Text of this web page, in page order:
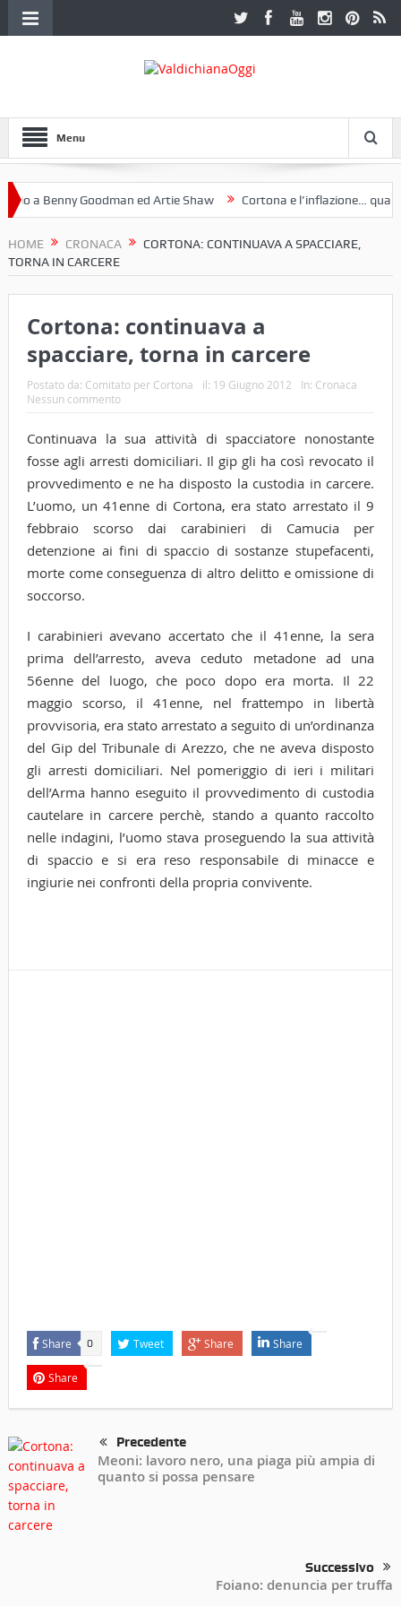
Menu
a Benny Goodman ed Artie Shaw Cortona e l’inflazione…
HOME CRONACA
CORTONA: CONTINUAVA A SPACCIARE,
TORNA IN CARCERE
Cortona: continuava a
spacciare, torna in carcere
Postato da: Comitato per Cortona il: 19 Giugno 2012 In: Cronaca
Nessun commento
Continuava la sua attività di spacciatore nonostante
fosse agli arresti domiciliari. Il gip gli ha così revocato il
provvedimento e ne ha disposto la custodia in carcere.
L’uomo, un 41enne di Cortona, era stato arrestato il 9
febbraio scorso dai carabinieri di Camucia per
detenzione ai fini di spaccio di sostanze stupefacenti,
morte come conseguenza di altro delitto e omissione di
soccorso.
I carabinieri avevano accertato che il 41enne, la sera
prima dell’arresto, aveva ceduto metadone ad una
56enne del luogo, che poco dopo era morta. Il 22
maggio scorso, il 41enne, nel frattempo in libertà
provvisoria, era stato arrestato a seguito di un’ordinanza
del Gip del Tribunale di Arezzo, che ne aveva disposto
gli arresti domiciliari. Nel pomeriggio di ieri i militari
dell’Arma hanno eseguito il provvedimento di custodia
cautelare in carcere perchè, stando a quanto raccolto
nelle indagini, l’uomo stava proseguendo la sua attività
di spaccio e si era reso responsabile di minacce e
ingiurie nei confronti della propria convivente.
Share 0 Tweet Share Share
Share
Precedente
Meoni: lavoro nero, una piaga più ampia di
quanto si possa pensare
Successivo
Foiano: denuncia per truffa